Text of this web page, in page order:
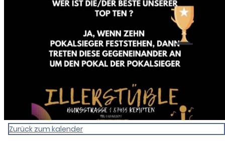
Zurück zum kalender